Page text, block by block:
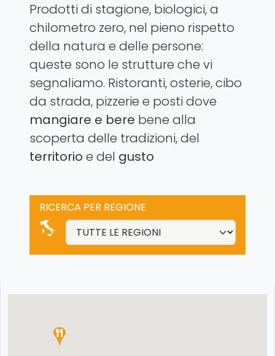
Prodotti di stagione, biologici, a
chilometro zero, nel pieno rispetto
della natura e delle persone:
queste sono le strutture che vi
segnaliamo. Ristoranti, osterie, cibo
da strada, pizzerie e posti dove
mangiare e bere bene alla
scoperta delle tradizioni, del
territorio e del gusto
RICERCA PER REGIONE